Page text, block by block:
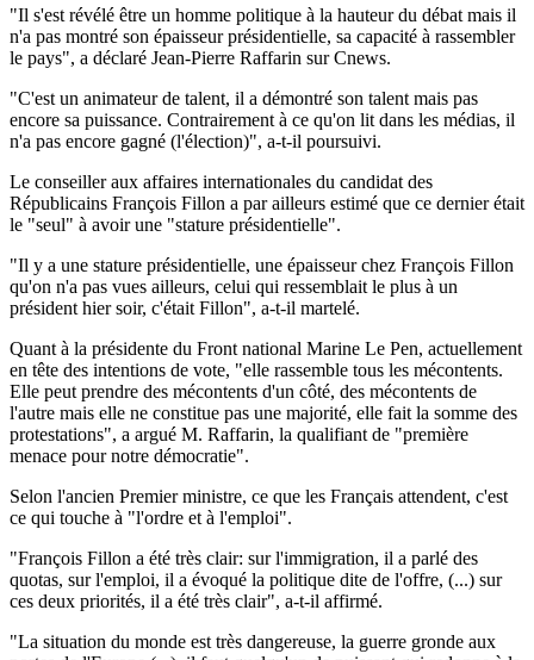
"Il s'est révélé être un homme politique à la hauteur du débat mais il
n'a pas montré son épaisseur présidentielle, sa capacité à rassembler
le pays", a déclaré Jean-Pierre Raffarin sur Cnews.
"C'est un animateur de talent, il a démontré son talent mais pas
encore sa puissance. Contrairement à ce qu'on lit dans les médias, il
n'a pas encore gagné (l'élection)", a-t-il poursuivi.
Le conseiller aux affaires internationales du candidat des
Républicains François Fillon a par ailleurs estimé que ce dernier était
le "seul" à avoir une "stature présidentielle".
"Il y a une stature présidentielle, une épaisseur chez François Fillon
qu'on n'a pas vues ailleurs, celui qui ressemblait le plus à un
président hier soir, c'était Fillon", a-t-il martelé.
Quant à la présidente du Front national Marine Le Pen, actuellement
en tête des intentions de vote, "elle rassemble tous les mécontents.
Elle peut prendre des mécontents d'un côté, des mécontents de
l'autre mais elle ne constitue pas une majorité, elle fait la somme des
protestations", a argué M. Raffarin, la qualifiant de "première
menace pour notre démocratie".
Selon l'ancien Premier ministre, ce que les Français attendent, c'est
ce qui touche à "l'ordre et à l'emploi".
"François Fillon a été très clair: sur l'immigration, il a parlé des
quotas, sur l'emploi, il a évoqué la politique dite de l'offre, (...) sur
ces deux priorités, il a été très clair", a-t-il affirmé.
"La situation du monde est très dangereuse, la guerre gronde aux